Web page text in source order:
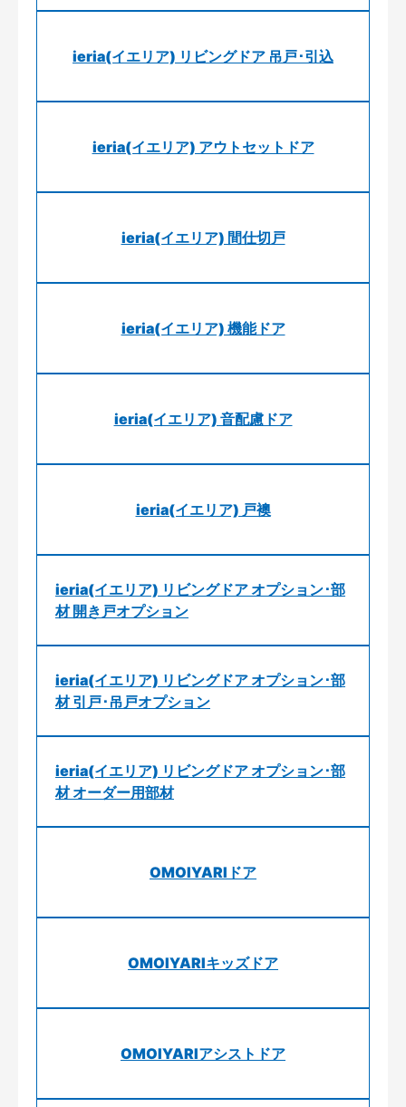
ieria(イエリア) リビングドア 吊戸･引込
ieria(イエリア) アウトセットドア
ieria(イエリア) 間仕切戸
ieria(イエリア) 機能ドア
ieria(イエリア) 音配慮ドア
ieria(イエリア) 戸襖
ieria(イエリア) リビングドア オプション･部
材 開き戸オプション
ieria(イエリア) リビングドア オプション･部
材 引戸･吊戸オプション
ieria(イエリア) リビングドア オプション･部
材 オーダー用部材
OMOIYARIドア
OMOIYARIキッズドア
OMOIYARIアシストドア